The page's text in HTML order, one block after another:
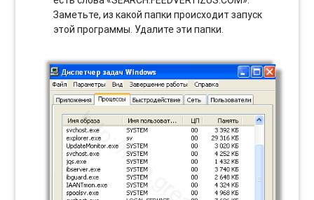
Заметьте, из какой папки происходит запуск
этой программы. Удалите эти папки.